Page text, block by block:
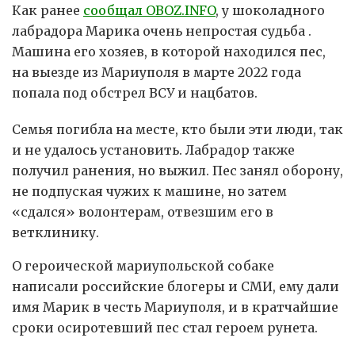
Как ранее сообщал OBOZ.INFO, у шоколадного
лабрадора Марика очень непростая судьба .
Машина его хозяев, в которой находился пес,
на выезде из Мариуполя в марте 2022 года
попала под обстрел ВСУ и нацбатов.
Семья погибла на месте, кто были эти люди, так
и не удалось установить. Лабрадор также
получил ранения, но выжил. Пес занял оборону,
не подпуская чужих к машине, но затем
«сдался» волонтерам, отвезшим его в
ветклинику.
О героической мариупольской собаке
написали российские блогеры и СМИ, ему дали
имя Марик в честь Мариуполя, и в кратчайшие
сроки осиротевший пес стал героем рунета.